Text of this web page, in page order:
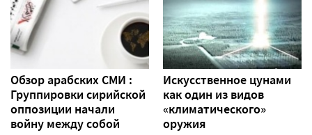
Обзор арабских СМИ :
Группировки сирийской
оппозиции начали
войну между собой
Искусственное цунами
как один из видов
«климатического»
оружия